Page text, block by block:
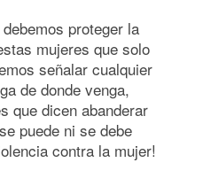
proteger la
mujeres que solo
señalar cualquier
de donde venga,
que dicen abanderar
puede ni se debe
contra la mujer!